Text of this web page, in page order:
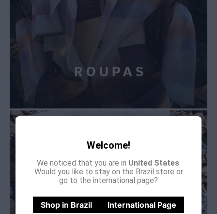
Welcome!
We noticed that you are in United States.
Would you like to stay on the Brazil store or
go to the international page?
Shop in Brazil International Page